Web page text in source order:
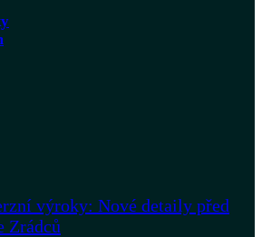
výroky: Nové detaily před
Zrádců